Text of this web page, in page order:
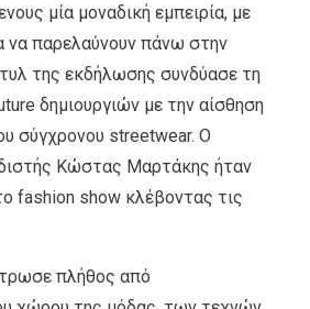
μία μοναδική εμπειρία, με
να παρελαύνουν πάνω στην
της εκδήλωσης συνδύασε τη
δημιουργιών με την αίσθηση
σύγχρονου streetwear. Ο
Κώστας Μαρτάκης ήταν
fashion show κλέβοντας τις
πλήθος από